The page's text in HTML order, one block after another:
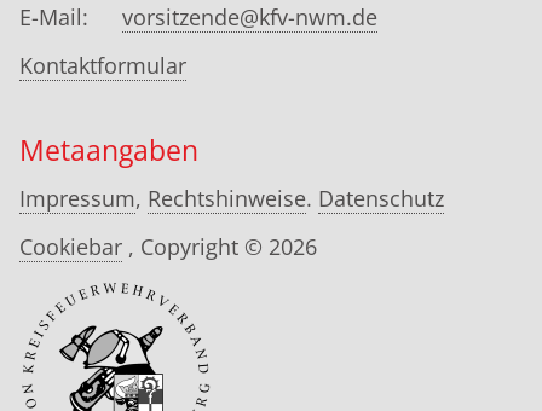
E-Mail:
vorsitzende@kfv-nwm.de
Kontaktformular
Metaangaben
Impressum, Rechtshinweise. Datenschutz
Cookiebar , Copyright © 2026